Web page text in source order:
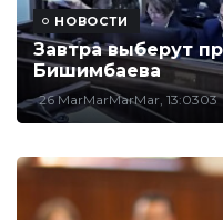
НОВОСТИ
Завтра выберут
Бишимбаева
26 MarMarMarMar, 13:0303